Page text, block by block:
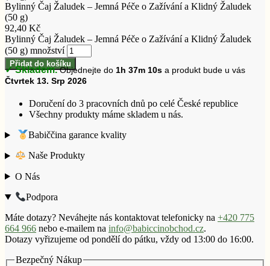
Bylinný Čaj Žaludek – Jemná Péče o Zažívání a Klidný Žaludek
(50 g)
92,40 Kč
Bylinný Čaj Žaludek – Jemná Péče o Zažívání a Klidný Žaludek
(50 g) množství
Přidat do košíku
✓ Skladem. Objednejte do 1h 37m 9sa produkt bude u vás
Čtvrtek 13. Srp 2026
Doručení do 3 pracovních dnů po celé České republice
Všechny produkty máme skladem u nás.
Babiččina garance kvality
Naše Produkty
O Nás
Podpora
Máte dotazy? Neváhejte nás kontaktovat telefonicky na +420 775
664 966 nebo e-mailem na info@babiccinobchod.cz.
Dotazy vyřizujeme od pondělí do pátku, vždy od 13:00 do 16:00.
Bezpečný Nákup